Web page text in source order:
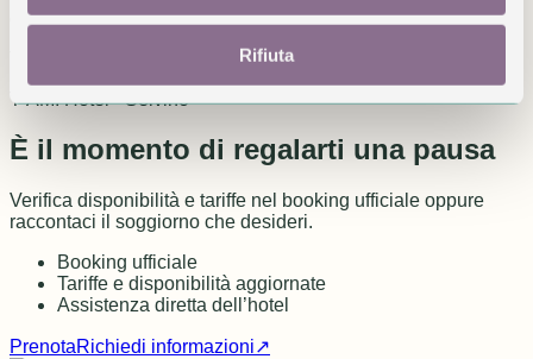
Rifiuta
disponibilità viene confermata in fase di prenotazione.
T’AMI Hotel · Selvino
È il momento di regalarti una pausa
Verifica disponibilità e tariffe nel booking ufficiale oppure
raccontaci il soggiorno che desideri.
Booking ufficiale
Tariffe e disponibilità aggiornate
Assistenza diretta dell’hotel
PrenotaRichiedi informazioni↗